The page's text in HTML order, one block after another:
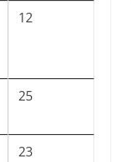
12
25
23